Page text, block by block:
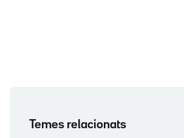
Temes relacionats